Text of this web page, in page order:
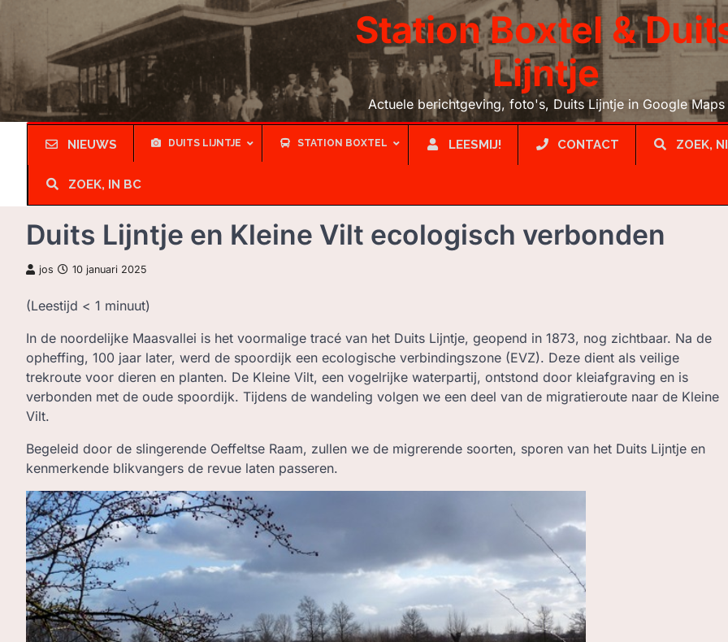
Station Boxtel &
Lijntje
Actuele berichtgeving, foto's, Duits Lijntje in Google Maps
NIEUWS DUITS LIJNTJE STATION BOXTEL LEESMIJ! CONTACT ZOEK,
ZOEK, IN BC
Duits Lijntje en Kleine Vilt ecologisch verbonden
jos 10 januari 2025
(Leestijd < 1 minuut)
In de noordelijke Maasvallei is het voormalige tracé van het Duits Lijntje, geopend in 1873, nog zichtbaar. Na de
opheffing, 100 jaar later, werd de spoordijk een ecologische verbindingszone (EVZ). Deze dient als veilige
trekroute voor dieren en planten. De Kleine Vilt, een vogelrijke waterpartij, ontstond door kleiafgraving en is
verbonden met de oude spoordijk. Tijdens de wandeling volgen we een deel van de migratieroute naar de Kleine
Vilt.
Begeleid door de slingerende Oeffeltse Raam, zullen we de migrerende soorten, sporen van het Duits Lijntje en
kenmerkende blikvangers de revue laten passeren.